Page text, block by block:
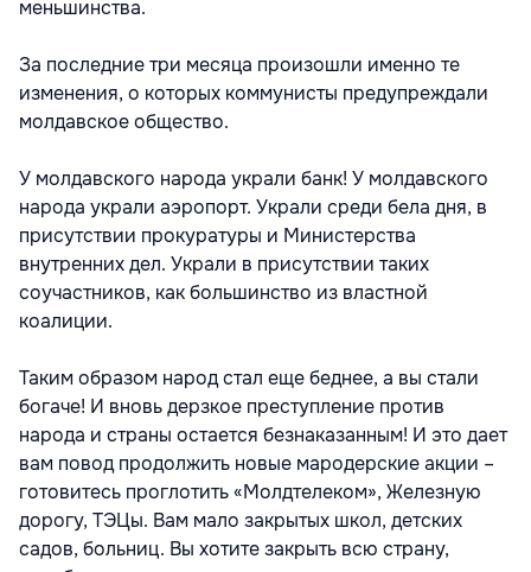
меньшинства.
За последние три месяца произошли именно те
изменения, о которых коммунисты предупреждали
молдавское общество.
У молдавского народа украли банк! У молдавского
народа украли аэропорт. Украли среди бела дня, в
присутствии прокуратуры и Министерства
внутренних дел. Украли в присутствии таких
соучастников, как большинство из властной
коалиции.
Таким образом народ стал еще беднее, а вы стали
богаче! И вновь дерзкое преступление против
народа и страны остается безнаказанным! И это дает
вам повод продолжить новые мародерские акции –
готовитесь проглотить «Молдтелеком», Железную
дорогу, ТЭЦы. Вам мало закрытых школ, детских
садов, больниц. Вы хотите закрыть всю страну,